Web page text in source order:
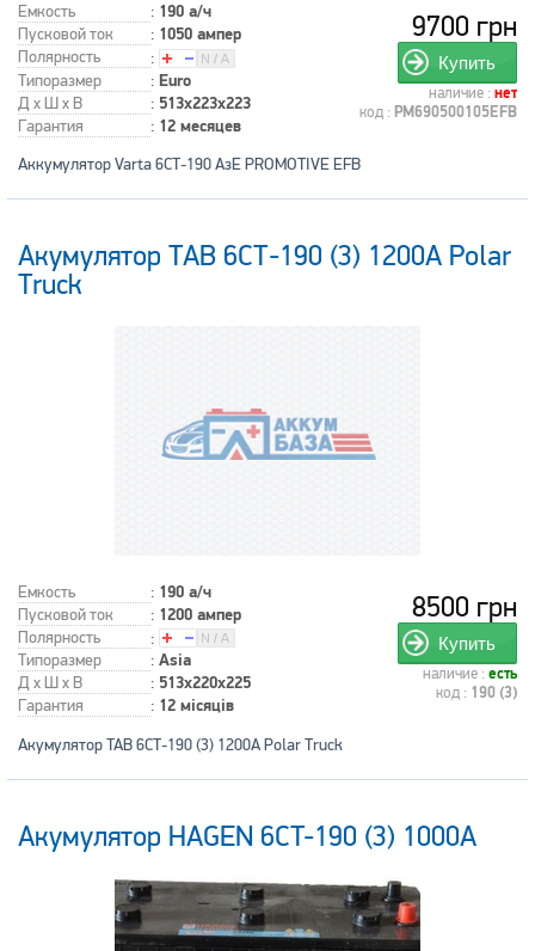
Емкость : 190 а/ч
Пусковой ток : 1050 ампер
Полярность
:
Типоразмер
: Euro
Д x Ш x В : 513x223x223
Гарантия : 12 месяцев
9700 грн
Купить
наличие : нет
код : PM690500105EFB
Аккумулятор Varta 6СТ-190 АзЕ PROMOTIVE EFB
Акумулятор TAB 6СТ-190 (3) 1200А Polar
Truck
Емкость : 190 а/ч
Пусковой ток : 1200 ампер
Полярность
:
Типоразмер
: Asia
Д x Ш x В : 513x220x225
Гарантия : 12 місяців
8500 грн
Купить
наличие : есть
код : 190 (3)
Акумулятор TAB 6СТ-190 (3) 1200А Polar Truck
Акумулятор HAGEN 6CT-190 (3) 1000А